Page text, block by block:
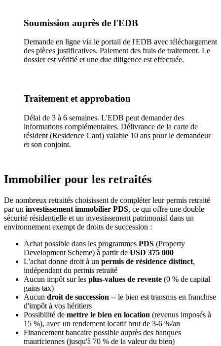
Soumission auprès de l'EDB
Demande en ligne via le portail de l'EDB avec téléchargement
des pièces justificatives. Paiement des frais de traitement. Le
dossier est vérifié et une due diligence est effectuée.
Traitement et approbation
Délai de 3 à 6 semaines. L'EDB peut demander des
informations complémentaires. Délivrance de la carte de
résident (Residence Card) valable 10 ans pour le demandeur
et son conjoint.
Immobilier pour les retraités
De nombreux retraités choisissent de compléter leur permis retraité
par un investissement immobilier PDS, ce qui offre une double
sécurité résidentielle et un investissement patrimonial dans un
environnement exempt de droits de succession :
Achat possible dans les programmes PDS (Property
Development Scheme) à partir de USD 375 000
L'achat donne droit à un permis de résidence distinct,
indépendant du permis retraité
Aucun impôt sur les plus-values de revente (0 % de capital
gains tax)
Aucun droit de succession -- le bien est transmis en franchise
d'impôt à vos héritiers
Possibilité de mettre le bien en location (revenus imposés à
15 %), avec un rendement locatif brut de 3-6 %/an
Financement bancaire possible auprès des banques
mauriciennes (jusqu'à 70 % de la valeur du bien)